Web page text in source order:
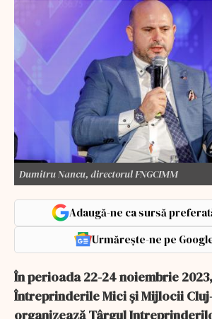
Dumitru Nancu, directorul FNGCIMM
Adaugă-ne ca sursă
Urmărește-ne pe
În perioada 22-24 noiembrie
Întreprinderile Mici și Mijlocii
organizează Târgul